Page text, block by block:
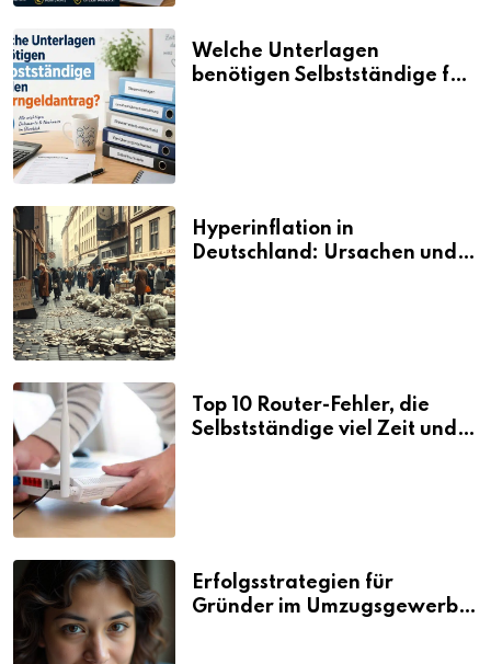
Welche Unterlagen
benötigen Selbstständige für
Hyperinflation in
Deutschland: Ursachen und
Top 10 Router-Fehler, die
Selbstständige viel Zeit und
Erfolgsstrategien für
Gründer im Umzugsgewerbe